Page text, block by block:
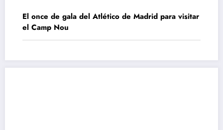
El once de gala del Atlético de Madrid para visitar
el Camp Nou